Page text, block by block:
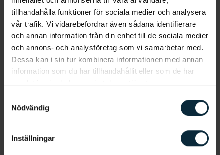
tillhandahålla funktioner för sociala medier och analysera
vår trafik. Vi vidarebefordrar även sådana identifierare
och annan information från din enhet till de sociala medier
och annons- och analysföretag som vi samarbetar med.
Dessa kan i sin tur kombinera informationen med annan
information som du har tillhandahållit eller som de har
samlat in när du har använt deras tjänster.
Nödvändig
Inställningar
Information om artikeln
Relaterat till fast